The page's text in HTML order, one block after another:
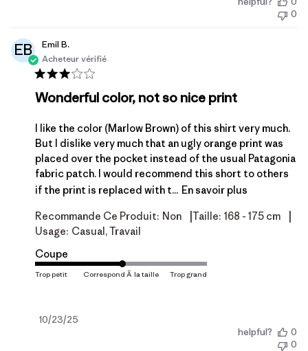
0
EB
Emil B.
Acheteur vérifié
Wonderful color, not so nice print
I like the color (Marlow Brown) of this shirt very much.
But I dislike very much that an ugly orange print was
placed over the pocket instead of the usual Patagonia
fabric patch. I would recommend this short to others
if the print is replaced with t... En savoir plus
Recommande Ce Produit: Non Taille: 168 - 175 cm
Usage: Casual, Travail
Coupe
Date
10/23/25
helpful?
0
0